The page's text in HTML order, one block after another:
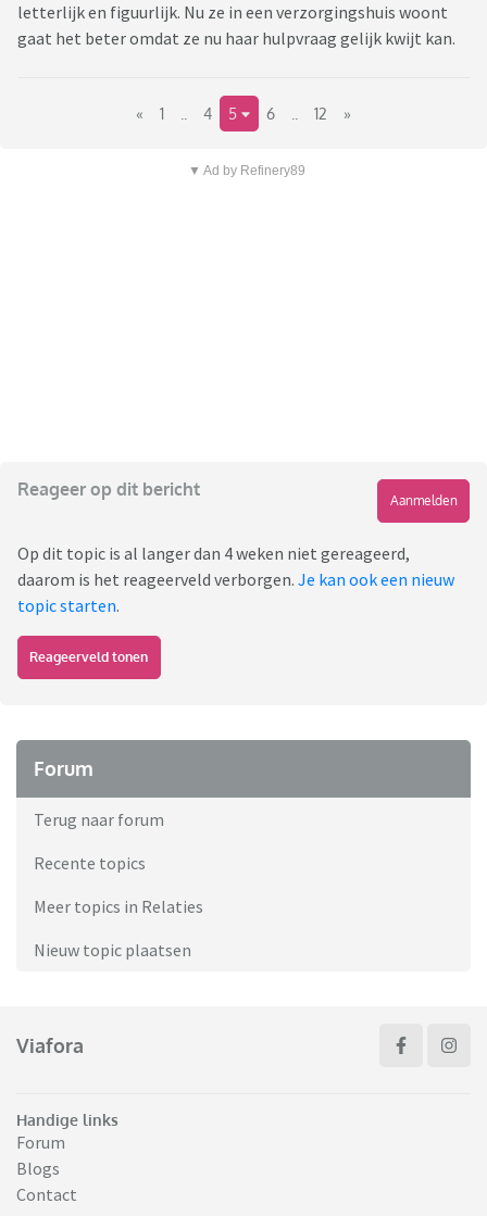
letterlijk en figuurlijk. Nu ze in een verzorgingshuis woont
gaat het beter omdat ze nu haar hulpvraag gelijk kwijt kan.
« 1 4 5 6 12 »
▼ Ad by Refinery89
Reageer op dit bericht
Aanmelden
Op dit topic is al langer dan 4 weken niet gereageerd,
daarom is het reageerveld verborgen. Je kan ook een nieuw
topic starten.
Reageerveld tonen
Forum
Terug naar forum
Recente topics
Meer topics in Relaties
Nieuw topic plaatsen
Viafora
Handige links
Forum
Blogs
Contact